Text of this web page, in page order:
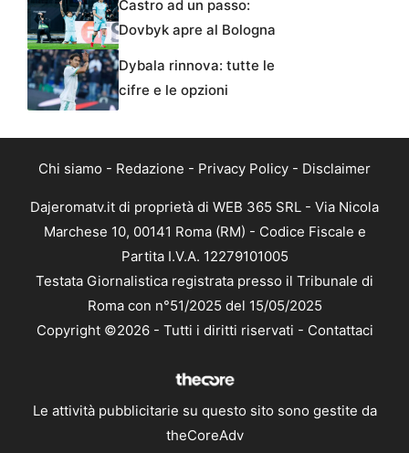
Castro ad un passo:
Dovbyk apre al Bologna
Dybala rinnova: tutte le
cifre e le opzioni
Chi siamo - Redazione - Privacy Policy - Disclaimer
Dajeromatv.it di proprietà di WEB 365 SRL - Via Nicola
Marchese 10, 00141 Roma (RM) - Codice Fiscale e
Partita I.V.A. 12279101005
Testata Giornalistica registrata presso il Tribunale di
Roma con n°51/2025 del 15/05/2025
Copyright ©2026 - Tutti i diritti riservati - Contattaci
Le attività pubblicitarie su questo sito sono gestite da
theCoreAdv